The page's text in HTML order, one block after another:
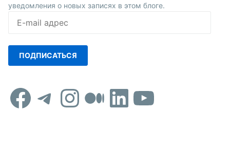
уведомления о новых записях в этом блоге.
mail
ПОДПИСАТЬСЯ
Facebook
Telegram
Instagram
Средний
LinkedIn